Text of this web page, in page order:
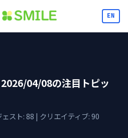
EN
2026/04/08の注目トピッ
スト: 88 | クリエイティブ: 90